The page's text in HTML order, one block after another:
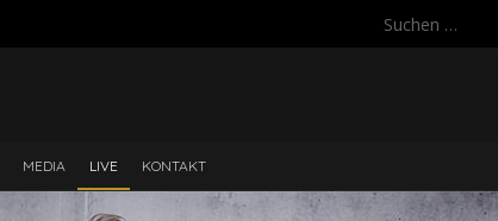
Suchen
MEDIA LIVE KONTAKT